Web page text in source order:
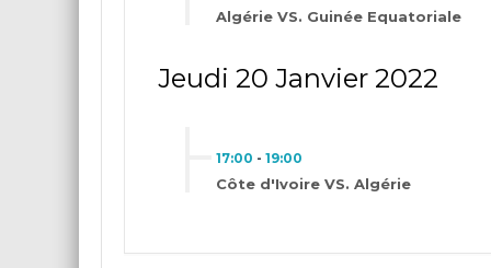
Algérie VS. Guinée Equatoriale
Jeudi 20 Janvier 2022
17:00 - 19:00
Côte d'Ivoire VS. Algérie